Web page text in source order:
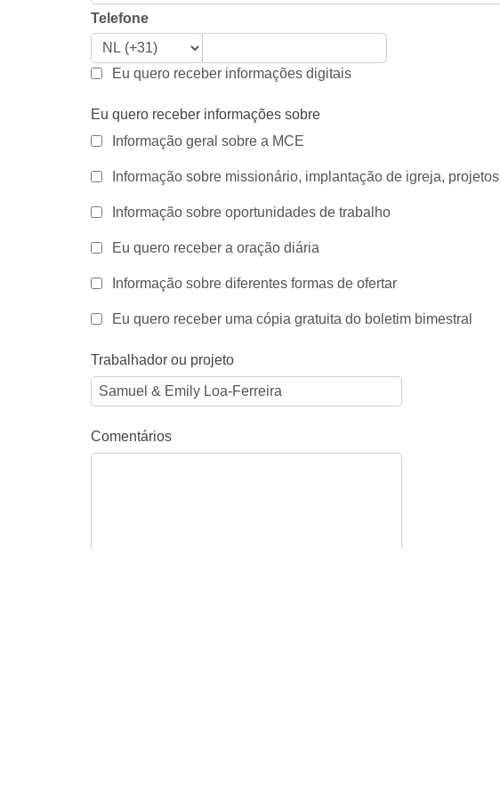
Telefone
Eu quero receber informações digitais
Eu quero receber informações sobre
Informação geral sobre a MCE
Informação sobre missionário, implantação de igreja, projetos
Informação sobre oportunidades de trabalho
Eu quero receber a oração diária
Informação sobre diferentes formas de ofertar
Eu quero receber uma cópia gratuita do boletim bimestral
Trabalhador ou projeto
Comentários